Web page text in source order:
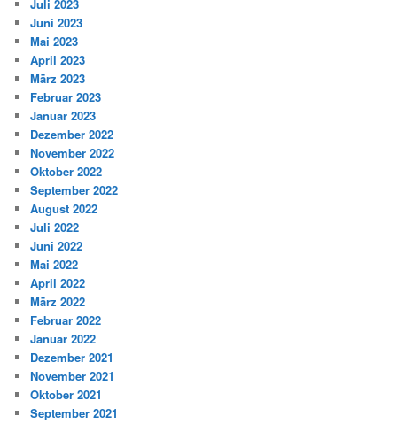
Juli 2023
Juni 2023
Mai 2023
April 2023
März 2023
Februar 2023
Januar 2023
Dezember 2022
November 2022
Oktober 2022
September 2022
August 2022
Juli 2022
Juni 2022
Mai 2022
April 2022
März 2022
Februar 2022
Januar 2022
Dezember 2021
November 2021
Oktober 2021
September 2021